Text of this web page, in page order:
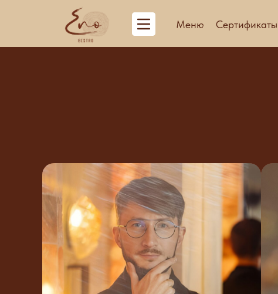
Сертификаты
Меню